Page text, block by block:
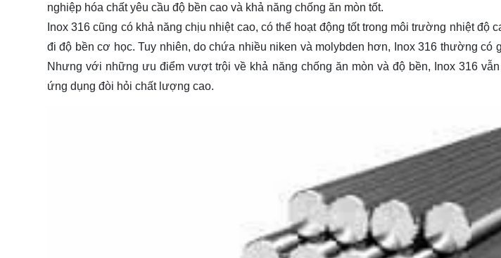
nghiệp hóa chất yêu cầu độ bền cao và khả năng chống ăn mòn tốt.
Inox 316 cũng có khả năng chịu nhiệt cao, có thể hoạt động tốt trong môi trường nhiệt độ
đi độ bền cơ học. Tuy nhiên, do chứa nhiều niken và molybden hơn, Inox 316 thường có
Nhưng với những ưu điểm vượt trội về khả năng chống ăn mòn và độ bền, Inox 316
ứng dụng đòi hỏi chất lượng cao.